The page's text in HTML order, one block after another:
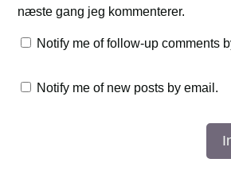
næste gang jeg kommenterer.
Notify me of follow-up comments
Notify me of new posts by email.